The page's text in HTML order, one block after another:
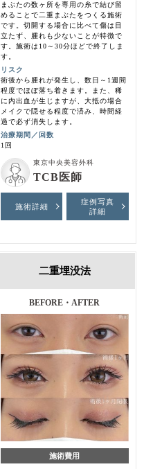
まぶたの数ヶ所を専用の糸で結び留
めることで二重まぶたをつくる施術
です。切開する場合に比べて傷は目
立たず、腫れも少ないことが特徴で
す。施術は10～30分ほどで終了しま
す。
リスク
術後から腫れが発生し、数日～1週間
程度でほぼ落ち着きます。また、稀
に内出血が生じますが、大抵の場合
メイクで隠せる程度で済み、時間経
過で必ず消失します。
治療期間／回数
1回
東京中央美容外科
TCB医師
施術詳細
症例写真
詳細
二重埋没法
BEFORE・AFTER
施術費用